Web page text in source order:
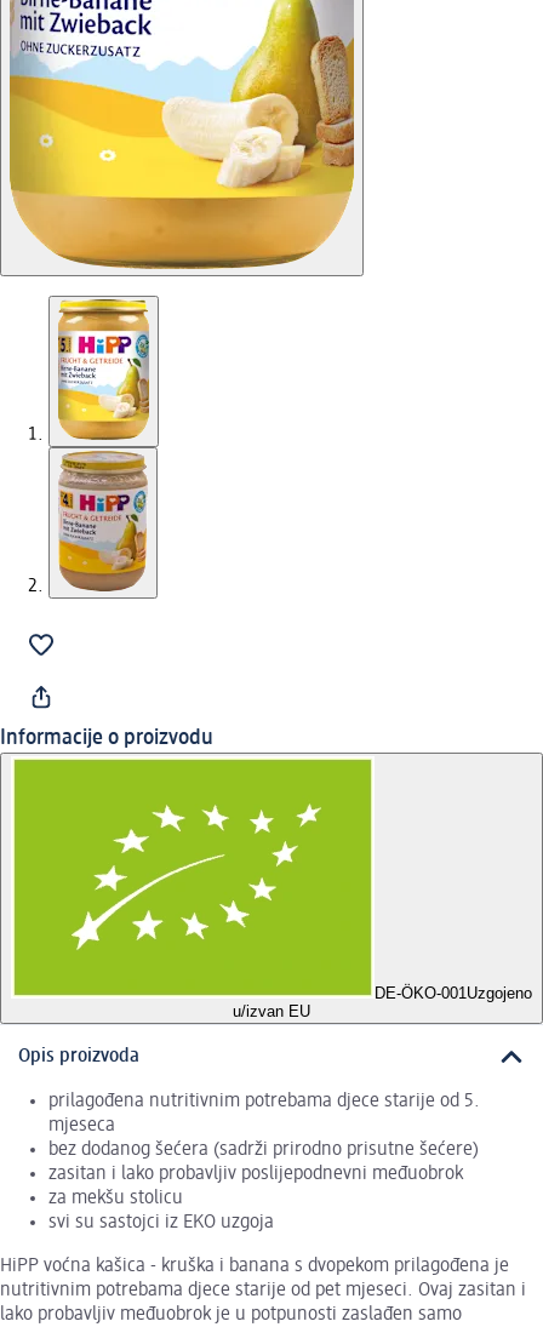
Informacije o proizvodu
DE-ÖKO-001Uzgojeno
u/izvan EU
Opis proizvoda
prilagođena nutritivnim potrebama djece starije od 5.
mjeseca
bez dodanog šećera (sadrži prirodno prisutne šećere)
zasitan i lako probavljiv poslijepodnevni međuobrok
za mekšu stolicu
svi su sastojci iz EKO uzgoja
HiPP voćna kašica - kruška i banana s dvopekom prilagođena je
nutritivnim potrebama djece starije od pet mjeseci. Ovaj zasitan i
lako probavljiv međuobrok je u potpunosti zaslađen samo